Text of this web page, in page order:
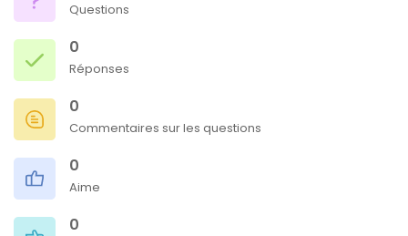
Questions
0
Réponses
0
Commentaires sur les questions
0
Aime
0